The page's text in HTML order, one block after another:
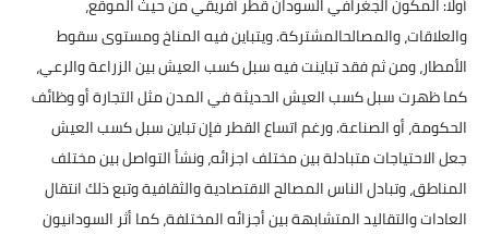
والعلاقات، والمصالحالمشتركة. ويتباين فيه المناخ ومستوى سقوط
الأمطار، ومن ثم فقد تباينت فيه سبل كسب العيش بين الزراعة والرعي،
كما ظهرت سبل كسب العيش الحديثة في المدن مثل التجارة أو وظائف
الحكومة، أو الصناعة. ورغم اتساع القطر فإن تباين سبل كسب العيش
جعل الاحتياجات متبادلة بين مختلف اجزائه، ونشأ التواصل بين مختلف
المناطق، وتبادل الناس المصالح الاقتصادية والثقافية وتبع ذلك انتقال
العادات والتقاليد المتشابهة بين أجزائه المختلفة، كما أثر السودانيون